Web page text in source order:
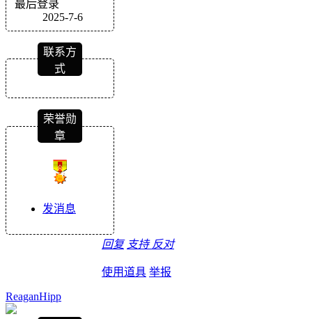
最后登录
2025-7-6
联系方
式
荣誉勋
章
发消息
回复 支持 反对
使用道具 举报
ReaganHipp